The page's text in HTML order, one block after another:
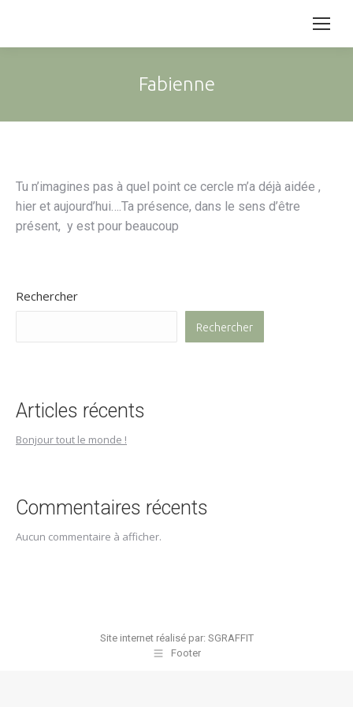
Fabienne
Tu n’imagines pas à quel point ce cercle m’a déjà aidée ,
hier et aujourd’hui….Ta présence, dans le sens d’être
présent, y est pour beaucoup
Rechercher
Rechercher
Articles récents
Bonjour tout le monde !
Commentaires récents
Aucun commentaire à afficher.
Site internet réalisé par: SGRAFFIT
Footer